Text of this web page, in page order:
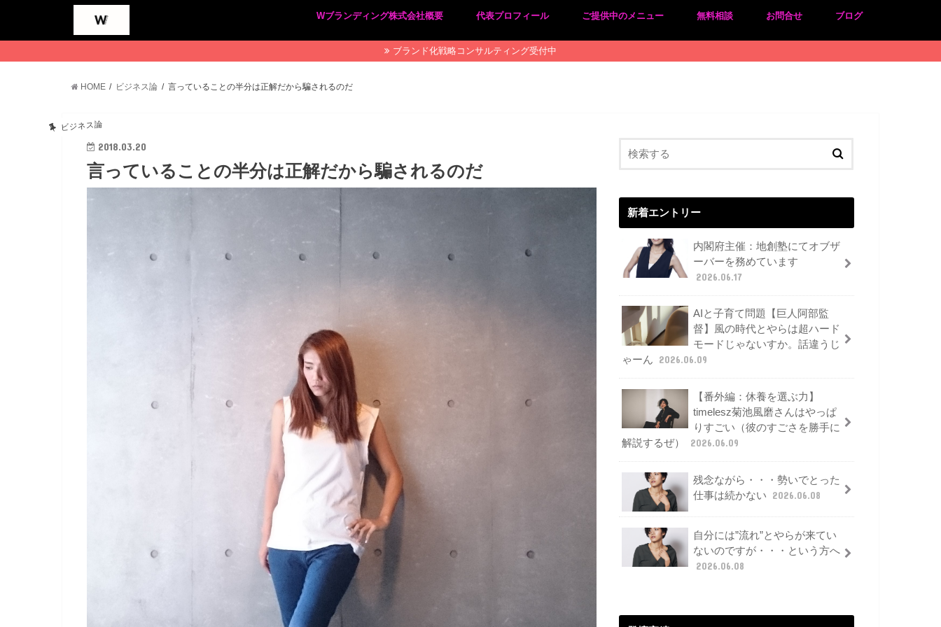
Wブランディング株式会社概要
プライバシーポリシー
特定商取引法に基づく表記
代表プロフィール ご提供中のメニュー 無料相談 お問合せ ブログ
ブランド化戦略コンサルティング受付中
HOME ビジネス論 言っていることの半分は正解だから騙されるのだ
ビジネス論
2018.03.20
言っていることの半分は正解だから騙されるのだ
新着エントリー
内閣府主催：地創塾にてオブザ
ーバーを務めています
2026.06.17
AIと子育て問題【巨人阿部監
督】風の時代とやらは超ハード
モードじゃないすか。話違うじ
ゃーん
2026.06.09
【番外編：休養を選ぶ力】
timelesz菊池風磨さんはやっぱ
りすごい（彼のすごさを勝手に
解説するぜ）
2026.06.09
残念ながら・・・勢いでとった
仕事は続かない
2026.06.08
自分には”流れ”とやらが来てい
ないのですが・・・という方へ
2026.06.08